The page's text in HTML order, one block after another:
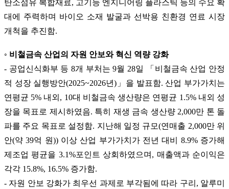
탄소섬유 복합재료, 고기능 엔지니어링 플라스틱 등의 수요 확
대에 주력하며 바이오 소재 발굴과 선박용 친환경 연료 시장
개척을 추진함.
◦ 비철금속 산업의 자원 안보와 혁신 역량 강화
- 공업신식화부 등 8개 부처는 9월 28일 「비철금속 산업 안정
적 성장 실행방안(2025~2026년)」을 발표함. 산업 부가가치는
연평균 5% 내외, 10대 비철금속 생산량은 연평균 1.5% 내외 성
장을 목표로 제시하였음. 특히 재생 금속 생산량 2,000만 톤 돌
파를 주요 목표로 설정함. 지난해 일정 규모(연매출 2,000만 위
안(약 39억 원)) 이상 산업 부가가치가 전년 대비 8.9% 증가해
제조업 평균을 3.1%포인트 상회하였으며, 매출액과 순이익은
각각 15.8%, 16.5% 증가함.
- 자원 안보 강화가 최우선 과제로 부각됨에 따라 구리, 알루미